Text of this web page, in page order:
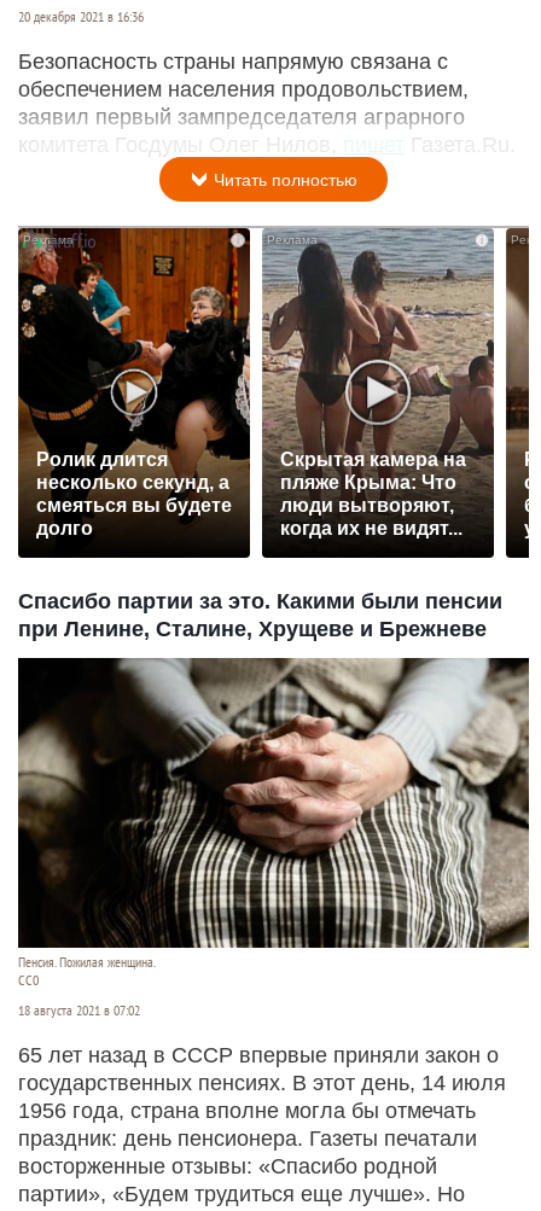
20 декабря 2021 в 16:36
Безопасность страны напрямую связана с
обеспечением населения продовольствием,
заявил первый зампредседателя аграрного
комитета Госдумы Олег Нилов,
Газета.Ru.
Читать полностью
Ролик длится
несколько секунд, а
смеяться вы будете
долго
i
Скрытая камера на
пляже Крыма: Что
люди вытворяют,
когда их не видят...
Спасибо партии за это. Какими были пенсии
при Ленине, Сталине, Хрущеве и Брежневе
Пенсия. Пожилая женщина.
СС0
18 августа 2021 в 07:02
65 лет назад в СССР впервые приняли закон о
государственных пенсиях. В этот день, 14 июля
1956 года, страна вполне могла бы отмечать
праздник: день пенсионера. Газеты печатали
восторженные отзывы: «Спасибо родной
партии», «Будем трудиться еще лучше». Но